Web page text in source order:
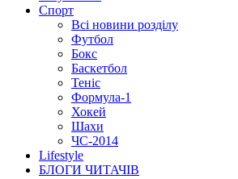
Спорт
Всі новини розділу
Футбол
Бокс
Баскетбол
Теніс
Формула-1
Хокей
Шахи
ЧС-2014
Lifestyle
БЛОГИ ЧИТАЧІВ